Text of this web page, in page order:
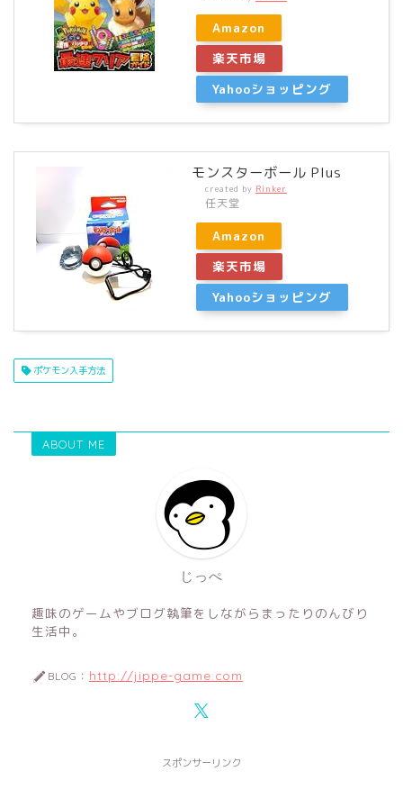
Amazon
楽天市場
Yahooショッピング
モンスターボール Plus
created by Rinker
任天堂
Amazon
楽天市場
Yahooショッピング
ポケモン入手方法
ABOUT ME
じっぺ
趣味のゲームやブログ執筆をしながらまったりのんびり
生活中。
BLOG： http://jippe-game.com
スポンサーリンク